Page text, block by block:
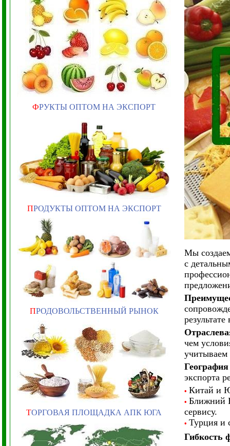
ФРУКТЫ ОПТОМ НА ЭКСПОРТ
ПРОДУКТЫ ОПТОМ НА ЭКСПОРТ
ПРОДОВОЛЬСТВЕННЫЙ РЫНОК
ТОРГОВАЯ ПЛОЩАДКА АПК ЮГА
Мы
с
чем
учитываем
экспорта
• Китай и
• Ближний
сервису.
• Турция и
Гибкость